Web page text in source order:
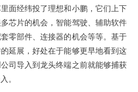
面经纬投了理想和小鹏，它们上下
芯片的机会，智能驾驶、辅助软件
零部件、连接器的机会等等。基于
延展，好处在于能够更早地看到这
司导入到龙头终端之前就能够捕获
。